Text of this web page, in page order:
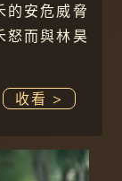
的安危威脅
怒而與林昊
收看 >